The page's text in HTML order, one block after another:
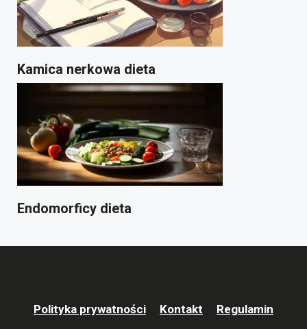
Kamica nerkowa dieta
Endomorficy dieta
Polityka prywatności Kontakt Regulamin